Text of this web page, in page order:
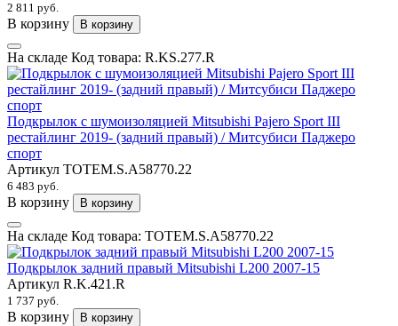
2 811 руб.
В корзину В корзину
На складе Код товара: R.KS.277.R
Подкрылок с шумоизоляцией Mitsubishi Pajero Sport III
рестайлинг 2019- (задний правый) / Митсубиси Паджеро
спорт
Артикул TOTEM.S.A58770.22
6 483 руб.
В корзину В корзину
На складе Код товара: TOTEM.S.A58770.22
Подкрылок задний правый Mitsubishi L200 2007-15
Артикул R.K.421.R
1 737 руб.
В корзину В корзину